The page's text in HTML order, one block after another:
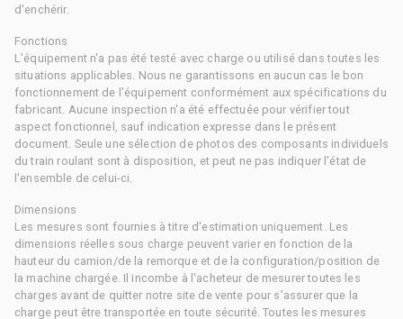
d'enchérir.
Fonctions
L'équipement n'a pas été testé avec charge ou utilisé dans toutes les
situations applicables. Nous ne garantissons en aucun cas le bon
fonctionnement de l'équipement conformément aux spécifications du
fabricant. Aucune inspection n'a été effectuée pour vérifier tout
aspect fonctionnel, sauf indication expresse dans le présent
document. Seule une sélection de photos des composants individuels
du train roulant sont à disposition, et peut ne pas indiquer l'état de
l'ensemble de celui-ci.
Dimensions
Les mesures sont fournies à titre d'estimation uniquement. Les
dimensions réelles sous charge peuvent varier en fonction de la
hauteur du camion/de la remorque et de la configuration/position de
la machine chargée. Il incombe à l'acheteur de mesurer toutes les
charges avant de quitter notre site de vente pour s'assurer que la
charge peut être transportée en toute sécurité. Toutes les mesures